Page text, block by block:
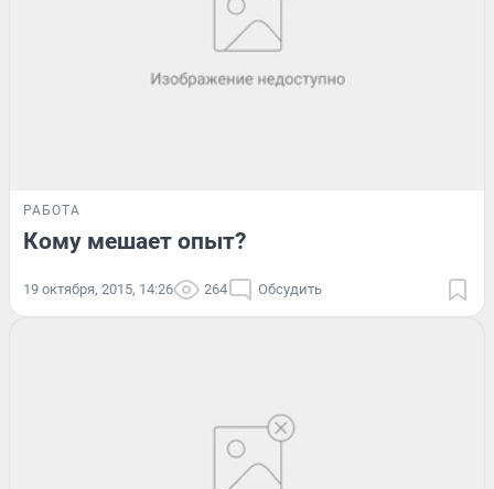
РАБОТА
Кому мешает опыт?
19 октября, 2015, 14:26 264 Обсудить